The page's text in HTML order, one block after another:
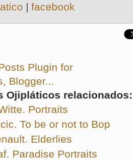
| facebook
Ojipláticos relacionados:
Portraits
To be or not to Bop
Elderlies
Paradise Portraits